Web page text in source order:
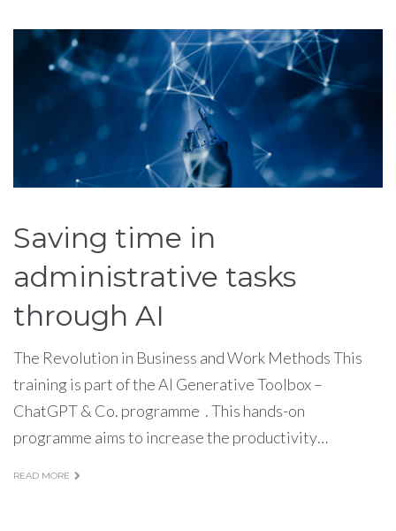
Étiquette :
tasks
Saving time in
administrative tasks
through AI
The Revolution in Business and Work Methods This
training is part of the AI Generative Toolbox –
ChatGPT & Co. programme . This hands-on
programme aims to increase the productivity…
READ MORE